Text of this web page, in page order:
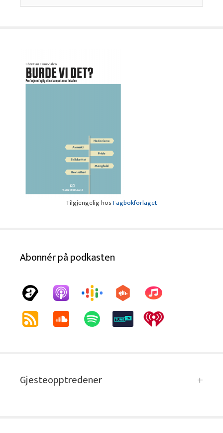
Tilgjengelig hosFagbokforlaget
Abonnér på podkasten
Gjesteopptredener